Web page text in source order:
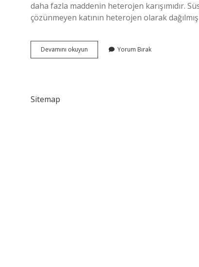
daha fazla maddenin heterojen karışımıdır.
çözünmeyen katının heterojen olarak
Devamını okuyun Süspansiyona
Örnek
Yorum Bırak
Sitemap